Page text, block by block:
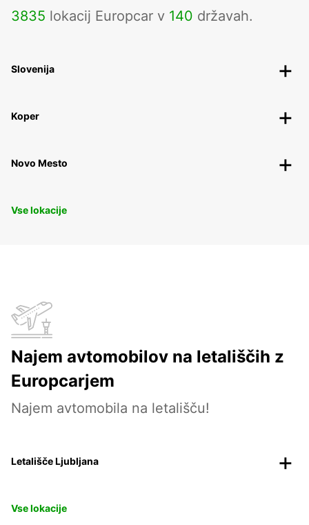
3835 lokacij Europcar v 140 državah.
Slovenija
Koper
Novo Mesto
Vse lokacije
Najem avtomobilov na letališčih z
Europcarjem
Najem avtomobila na letališču!
Letališče Ljubljana
Vse lokacije